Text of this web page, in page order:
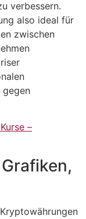
verbessern.
also ideal für
zwischen
gegen
–